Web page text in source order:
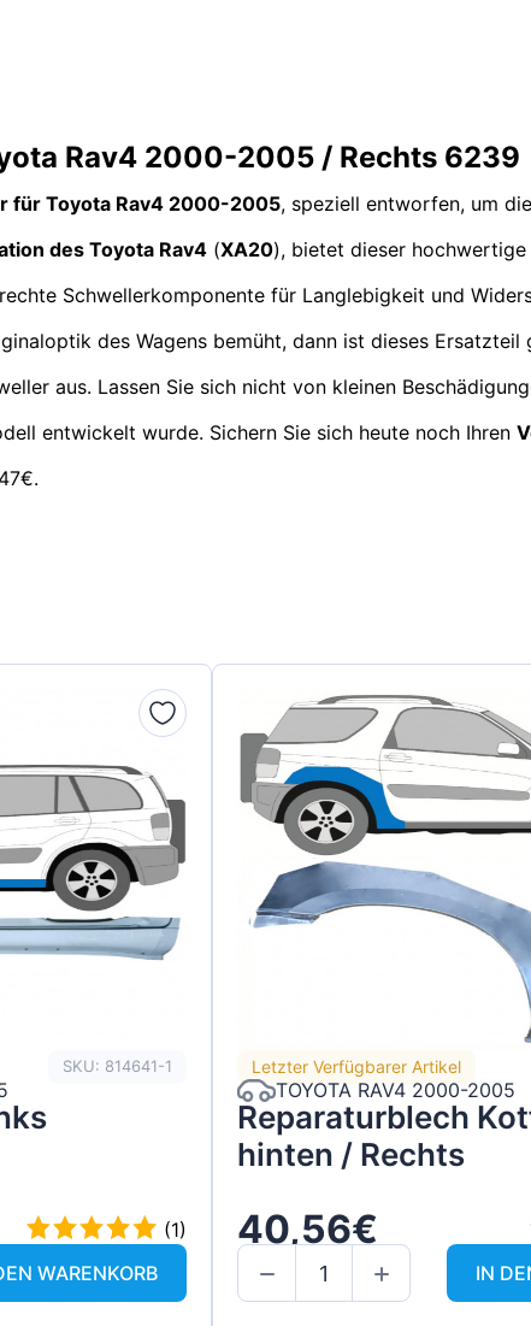
Rav4 2000-2005 / Rechts 6239
für Toyota Rav4 2000-2005, speziell entworfen, um
des Toyota Rav4 (XA20), bietet dieser
Schwellerkomponente für Langlebigkeit und
des Wagens bemüht, dann ist dieses
aus. Lassen Sie sich nicht von kleinen
entwickelt wurde. Sichern Sie sich heute noch Ihren
SKU: 814641-1
(1)
WARENKORB
Letzter Verfügbarer Artikel
TOYOTA RAV4 2000-2005
Reparaturblech
hinten / Rechts
40,56€
IN